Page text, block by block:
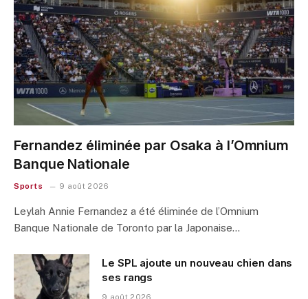
Fernandez éliminée par Osaka à l’Omnium
Banque Nationale
Sports 9 août 2026
Leylah Annie Fernandez a été éliminée de l’Omnium
Banque Nationale de Toronto par la Japonaise…
Le SPL ajoute un nouveau chien dans
ses rangs
9 août 2026